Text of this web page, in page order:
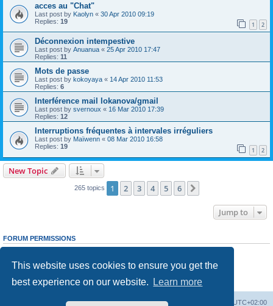
This website uses cookies to ensure you get the
best experience on our website.
Learn more
acces au "Chat"
Last post by Kaolyn « 30 Apr 2010 09:19
Replies: 19 1 2
Déconnexion intempestive
Last post by Anuanua « 25 Apr 2010 17:47
Replies: 11
Mots de passe
Last post by kokoyaya « 14 Apr 2010 11:53
Replies: 6
Interférence mail lokanova/gmail
Last post by svernoux « 16 Mar 2010 17:39
Replies: 12
Interruptions fréquentes à intervales irréguliers
Last post by Maïwenn « 08 Mar 2010 16:58
Replies: 19 1 2
New Topic
265 topics 1 2 3 4 5 6
Jump to
FORUM PERMISSIONS
cannotedit your posts in this forum
Youcannotpost attachments in this forum
UTC+02:00
Delete cookies